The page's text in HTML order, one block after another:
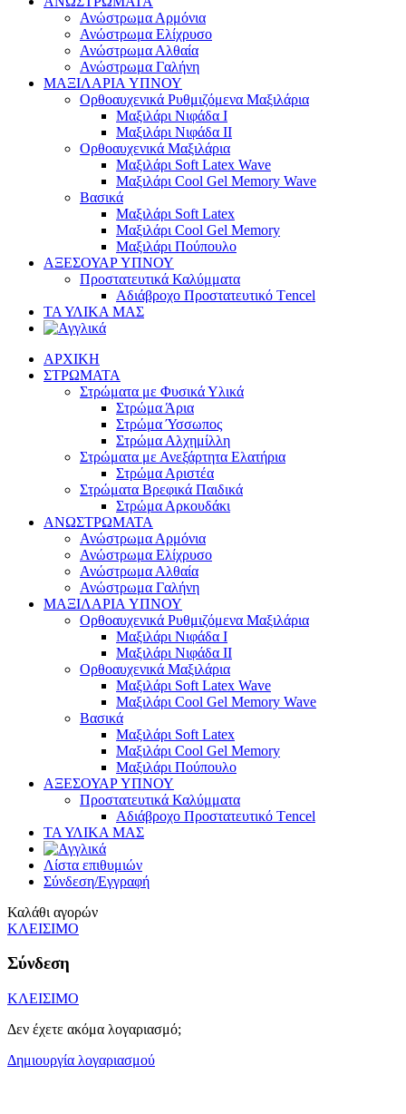
Ανώστρωμα Αρμόνια
Ανώστρωμα Ελίχρυσο
Ανώστρωμα Αλθαία
Ανώστρωμα Γαλήνη
ΜΑΞΙΛΑΡΙΑ YΠΝΟΥ
Ορθοαυχενικά Ρυθμιζόμενα Μαξιλάρια
Mαξιλάρι Νιφάδα Ι
Mαξιλάρι Νιφάδα ΙΙ
Ορθοαυχενικά Μαξιλάρια
Mαξιλάρι Soft Latex Wave
Mαξιλάρι Cool Gel Memory Wave
Βασικά
Mαξιλάρι Soft Latex
Mαξιλάρι Cool Gel Memory
Mαξιλάρι Πούπουλο
ΑΞΕΣΟΥΑΡ ΥΠΝΟΥ
Προστατευτικά Καλύμματα
Αδιάβροχο Προστατευτικό Τencel
ΤΑ ΥΛΙΚΑ ΜΑΣ
ΑΡΧΙΚΗ
ΣΤΡΩΜΑΤΑ
Στρώματα με Φυσικά Υλικά
Στρώμα Άρια
Στρώμα Ύσσωπος
Στρώμα Αλχημίλλη
Στρώματα με Ανεξάρτητα Ελατήρια
Στρώμα Αριστέα
Στρώματα Βρεφικά Παιδικά
Στρώμα Αρκουδάκι
ΑΝΩΣΤΡΩΜΑΤΑ
Ανώστρωμα Αρμόνια
Ανώστρωμα Ελίχρυσο
Ανώστρωμα Αλθαία
Ανώστρωμα Γαλήνη
ΜΑΞΙΛΑΡΙΑ YΠΝΟΥ
Ορθοαυχενικά Ρυθμιζόμενα Μαξιλάρια
Mαξιλάρι Νιφάδα Ι
Mαξιλάρι Νιφάδα ΙΙ
Ορθοαυχενικά Μαξιλάρια
Mαξιλάρι Soft Latex Wave
Mαξιλάρι Cool Gel Memory Wave
Βασικά
Mαξιλάρι Soft Latex
Mαξιλάρι Cool Gel Memory
Mαξιλάρι Πούπουλο
ΑΞΕΣΟΥΑΡ ΥΠΝΟΥ
Προστατευτικά Καλύμματα
Αδιάβροχο Προστατευτικό Τencel
ΤΑ ΥΛΙΚΑ ΜΑΣ
Λίστα επιθυμιών
Σύνδεση/Εγγραφή
Καλάθι αγορών
ΚΛΕΙΣΙΜΟ
Σύνδεση
ΚΛΕΙΣΙΜΟ
Δεν έχετε ακόμα λογαριασμό;
Δημιουργία λογαριασμού